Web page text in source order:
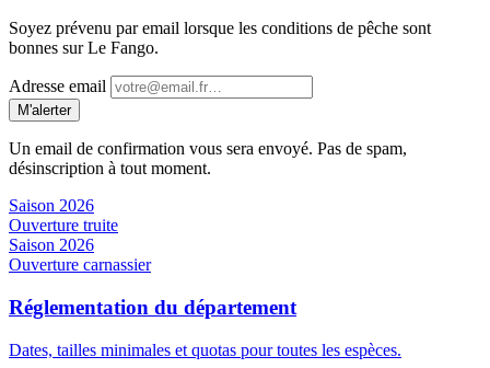
Soyez prévenu par email lorsque les conditions de pêche sont
bonnes sur Le Fango.
Adresse email
M'alerter
Un email de confirmation vous sera envoyé. Pas de spam,
désinscription à tout moment.
Saison 2026
Ouverture truite
Saison 2026
Ouverture carnassier
Réglementation du département
Dates, tailles minimales et quotas pour toutes les espèces.